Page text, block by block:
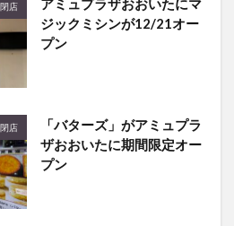
店
アミュプラザおおいたにマ
ジックミシンが12/21オー
プン
店
「バターズ」がアミュプラ
ザおおいたに期間限定オー
プン